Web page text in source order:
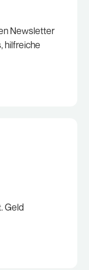
Newsletter
hilfreiche
Geld